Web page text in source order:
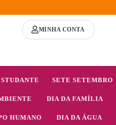
MINHA CONTA
SETE SETEMBRO
DIA DA FAMÍLIA
HUMANO DIA DA ÁGUA